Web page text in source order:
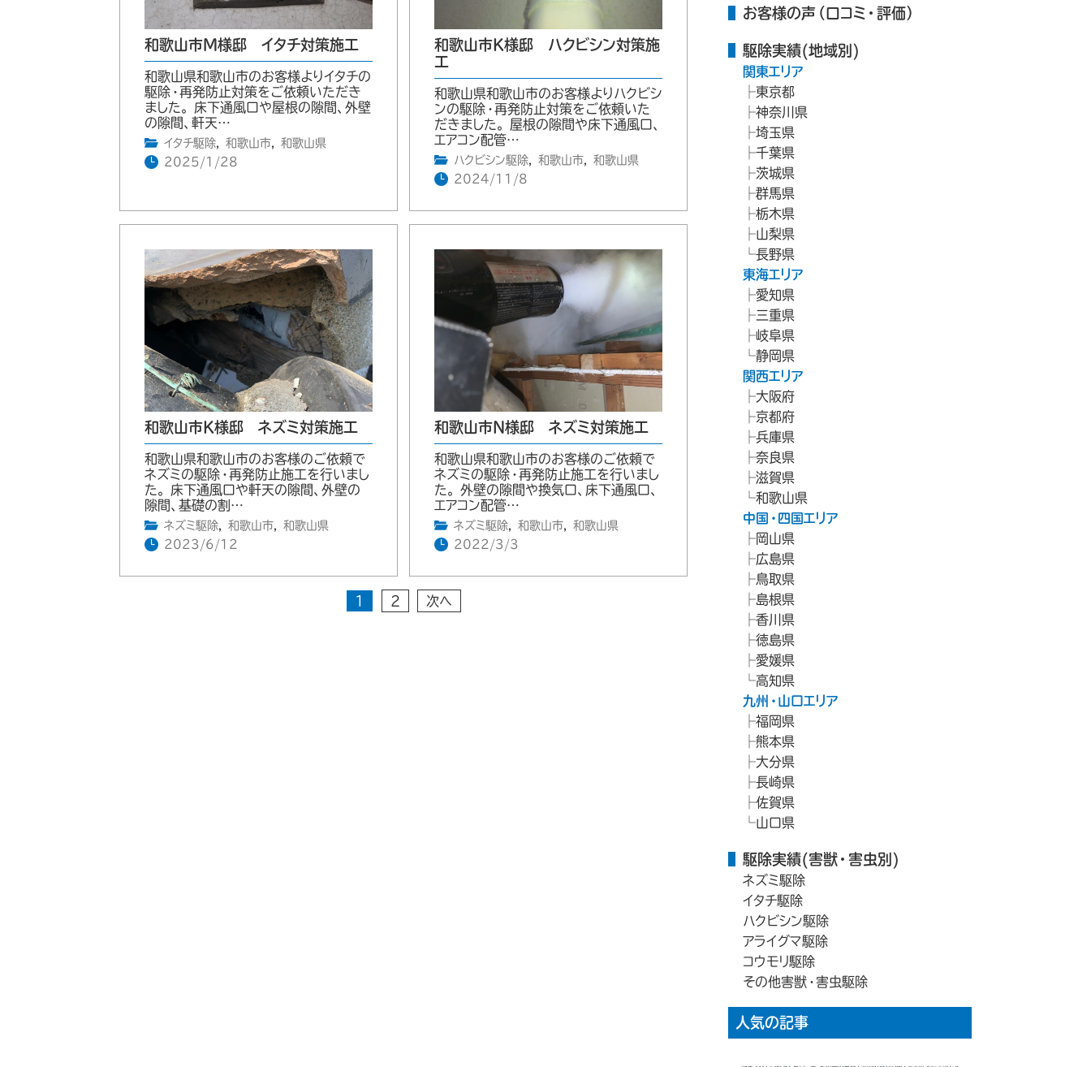
和歌山市M様邸 イタチ対策施工
和歌山県和歌山市のお客様よりイタチの
駆除・再発防止対策をご依頼いただき
ました。 床下通風口や屋根の隙間、外壁
の隙間、軒天…
イタチ駆除, 和歌山市,
和歌山県
2025/1/28
和歌山市K様邸 ハクビシン対策施
工
和歌山県和歌山市のお客様よりハクビシ
ンの駆除・再発防止対策をご依頼いた
だきました。 屋根の隙間や床下通風口、
エアコン配管…
ハクビシン駆除, 和歌山市,
和歌山県
2024/11/8
和歌山市K様邸 ネズミ対策施工
和歌山県和歌山市のお客様のご依頼で
ネズミの駆除・再発防止施工を行いまし
た。 床下通風口や軒天の隙間、外壁の
隙間、基礎の割…
ネズミ駆除, 和歌山市,
和歌山県
2023/6/12
和歌山市N様邸 ネズミ対策施工
和歌山県和歌山市のお客様のご依頼で
ネズミの駆除・再発防止施工を行いまし
た。 外壁の隙間や換気口、床下通風口、
エアコン配管…
ネズミ駆除, 和歌山市,
和歌山県
2022/3/3
1 2 次へ
お客様の声（口コミ・評価）
駆除実績(地域別)
関東エリア
東京都
神奈川県
埼玉県
千葉県
茨城県
群馬県
栃木県
山梨県
長野県
東海エリア
愛知県
三重県
岐阜県
静岡県
関西エリア
大阪府
京都府
兵庫県
奈良県
滋賀県
和歌山県
中国・四国エリア
岡山県
広島県
鳥取県
島根県
香川県
徳島県
愛媛県
高知県
九州・山口エリア
福岡県
熊本県
大分県
長崎県
佐賀県
山口県
駆除実績(害獣・害虫別)
ネズミ駆除
イタチ駆除
ハクビシン駆除
アライグマ駆除
コウモリ駆除
その他害獣・害虫駆除
人気の記事